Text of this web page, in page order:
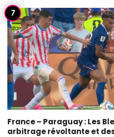
France – Paraguay : Les
arbitrage révoltante et